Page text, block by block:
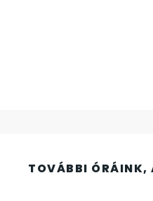
TOVÁBBI ÓRÁINK,